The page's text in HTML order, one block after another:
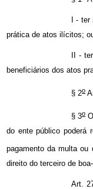
I -
prática de atos ilícitos;
II -
beneficiários dos atos
§ 2o
§ 3oO
do ente público poderá
pagamento da multa ou
direito do terceiro de boa-
Art.